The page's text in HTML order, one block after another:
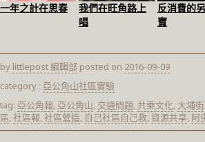
一年之計在思春
我們在旺角路上
唱
反消費的
寶
by littlepost 編輯部 posted on 2016-09-09
category : 亞公角山社區實驗
tag: 亞公角報, 亞公角山, 交通問題,共乘文化, 大埔
區,社區報,社區營造, 自己社區自己救, 資源共享, 阿